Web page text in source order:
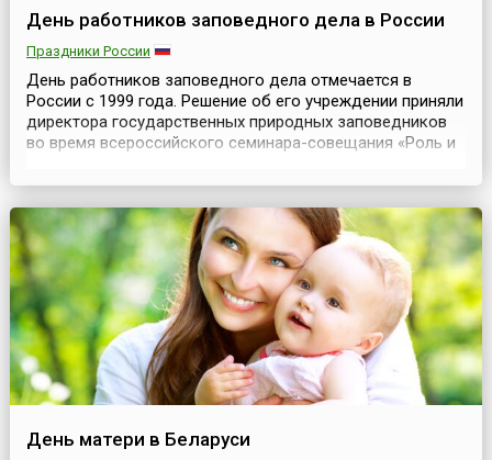
День работников заповедного дела в России
Праздники России
День работников заповедного дела отмечается в
России с 1999 года. Решение об его учреждении приняли
директора государственных природных заповедников
во время всероссийского семинара-совещания «Роль и
регионах России», проходившего во Владивостоке. В
ходе семинара у участников возник логичный вопрос о
том, почему у них до сих пор нет своего праздни...
День матери в Беларуси